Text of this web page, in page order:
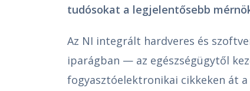
tudósokat a legjelentősebb
Az NI integrált hardveres és
iparágban — az egészségügytől
fogyasztóelektronikai cikkeken át